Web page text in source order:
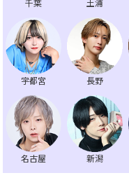
千葉 土浦
宇都宮 長野
名古屋 新潟